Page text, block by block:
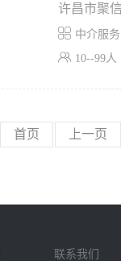
许昌市聚
 中介服务
 10--99人
首页 上一页
联系我们